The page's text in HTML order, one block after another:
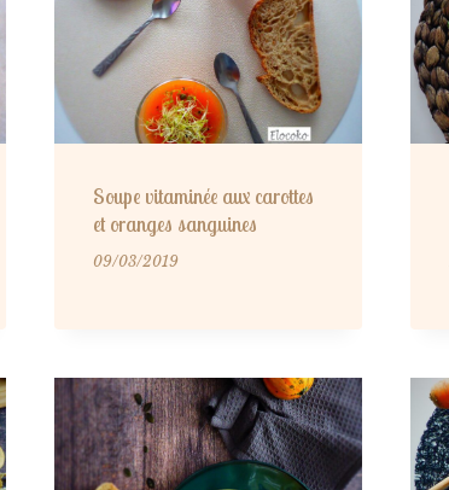
Soupe vitaminée aux carottes
et oranges sanguines
09/03/2019